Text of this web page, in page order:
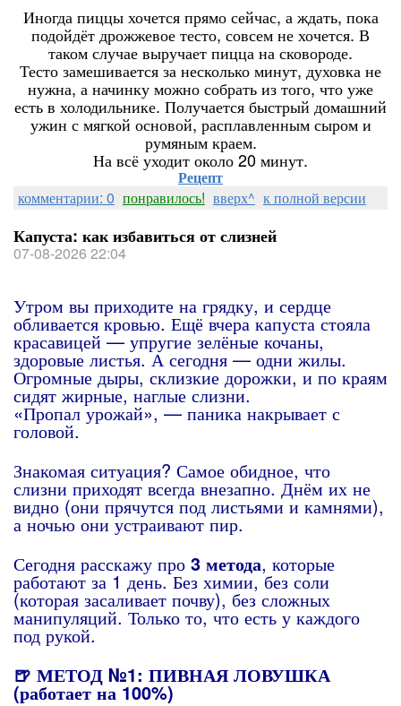
Иногда пиццы хочется прямо сейчас, а ждать, пока
подойдёт дрожжевое тесто, совсем не хочется. В
таком случае выручает пицца на сковороде.
Тесто замешивается за несколько минут, духовка не
нужна, а начинку можно собрать из того, что уже
есть в холодильнике. Получается быстрый домашний
ужин с мягкой основой, расплавленным сыром и
румяным краем.
На всё уходит около 20 минут.
Рецепт
комментарии: 0 понравилось! вверх^ к полной версии
Капуста: как избавиться от слизней
07-08-2026 22:04
Утром вы приходите на грядку, и сердце
обливается кровью. Ещё вчера капуста стояла
красавицей — упругие зелёные кочаны,
здоровые листья. А сегодня — одни жилы.
Огромные дыры, склизкие дорожки, и по краям
сидят жирные, наглые слизни.
«Пропал урожай», — паника накрывает с
головой.
Знакомая ситуация? Самое обидное, что
слизни приходят всегда внезапно. Днём их не
видно (они прячутся под листьями и камнями),
а ночью они устраивают пир.
Сегодня расскажу про 3 метода, которые
работают за 1 день. Без химии, без соли
(которая засаливает почву), без сложных
манипуляций. Только то, что есть у каждого
под рукой.
🍺 МЕТОД №1: ПИВНАЯ ЛОВУШКА
(работает на 100%)